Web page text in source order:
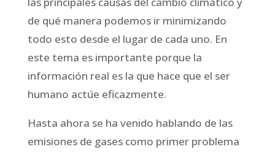
de qué manera podemos ir minimizando
todo esto desde el lugar de cada uno. En
este tema es importante porque la
información real es la que hace que el ser
humano actúe eficazmente.
Hasta ahora se ha venido hablando de las
emisiones de gases como primer problema